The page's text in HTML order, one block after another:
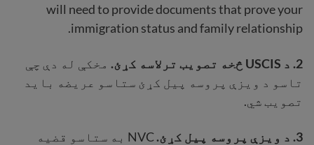
will need to provide documents that prove your
immigration status and family relationship.
2. د USCIS څخه تصویب ترلاسه کړئ.
مخکې له دې چې
تاسو د ویزې پروسه پیل کړئ ستاسو عریضه باید
تصویب شي.
3. د ویزې پروسه پیل کړئ.
NVC به ستاسو قضیه